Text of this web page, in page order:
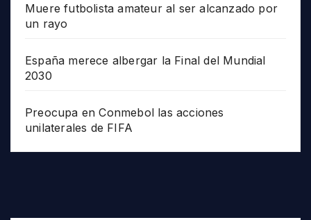
Muere futbolista amateur al ser alcanzado por
un rayo
España merece albergar la Final del Mundial
2030
Preocupa en Conmebol las acciones
unilaterales de FIFA